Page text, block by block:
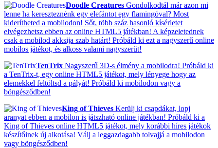
Doodle Creatures Gondolkodtál már azon mi
lenne ha kereszteznénk egy elefántot egy flamingóval? Most
kiderítheted a mobilodon! Sőt, több száz hasonló kísérletet
elvégezhetsz ebben az online HTML5 játékban! A képzeletednek
csak a mobilod akksija szab határt! Próbáld ki ezt a nagyszerű online
mobilos játékot, és alkoss valami nagyszerűt!
TenTrix Nagyszerű 3D-s élmény a mobilodra! Próbáld ki
a TenTrix-t, egy online HTML5 játékot, mely lényege hogy az
elemekkel feltöltsd a pályát! Próbáld ki mobilodon vagy a
böngésződben!
King of Thieves Kerülj ki csapdákat, lopj
aranyat ebben a mobilon is játszható online játékban! Próbáld ki a
King of Thieves online HTML5 játékot, mely korábbi híres játékok
készítőinek új alkotása! Válj a leggazdagabb tolvajjá a mobilodon
vagy böngésződben!